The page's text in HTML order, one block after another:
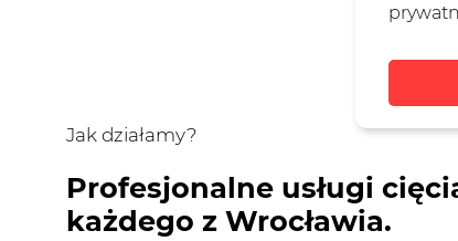
Jak działamy?
Profesjonalne usługi
każdego z Wrocławia.